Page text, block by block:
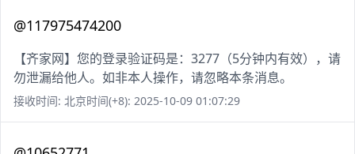
@117975474200
【齐家网】您的登录验证码是：3277（5分钟内有效），请
勿泄漏给他人。如非本人操作，请忽略本条消息。
接收时间: 北京时间(+8): 2025-10-09 01:07:29